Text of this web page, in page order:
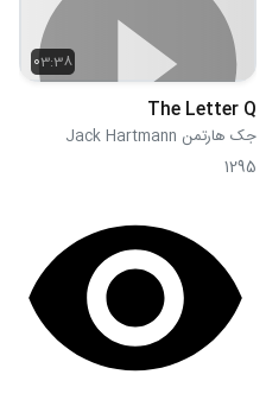
03:38
The Letter Q
جک هارتمن Jack Hartmann
1295